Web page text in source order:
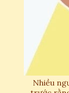
Nhiều